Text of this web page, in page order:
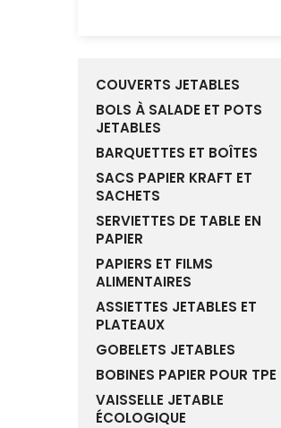
COUVERTS JETABLES
BOLS À SALADE ET POTS
JETABLES
BARQUETTES ET BOÎTES
SACS PAPIER KRAFT ET
SACHETS
SERVIETTES DE TABLE EN
PAPIER
PAPIERS ET FILMS
ALIMENTAIRES
ASSIETTES JETABLES ET
PLATEAUX
GOBELETS JETABLES
BOBINES PAPIER POUR TPE
VAISSELLE JETABLE
ÉCOLOGIQUE